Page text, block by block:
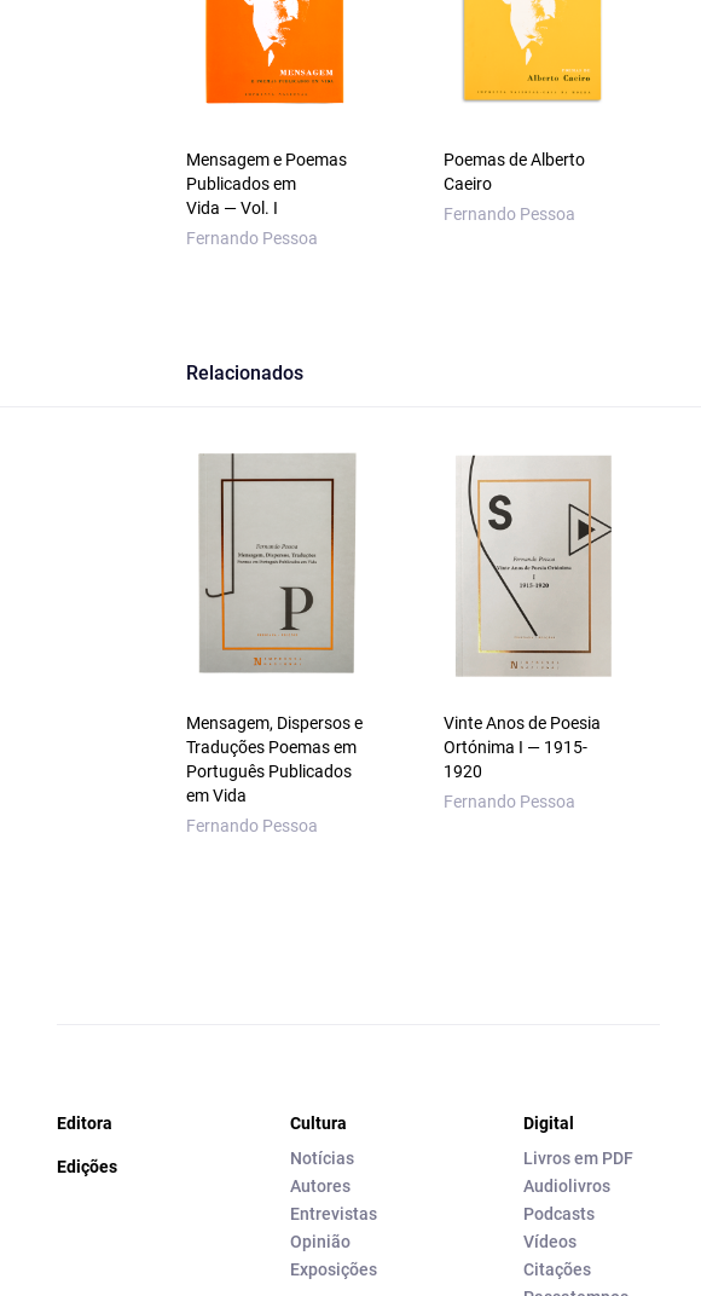
Mensagem e Poemas
Publicados em
Vida — Vol. I
Fernando Pessoa
Poemas de Alberto
Caeiro
Fernando Pessoa
Relacionados
Mensagem, Dispersos e
Traduções Poemas em
Português Publicados
em Vida
Fernando Pessoa
Vinte Anos de Poesia
Ortónima I — 1915-
1920
Fernando Pessoa
Editora
Edições
Cultura
Notícias
Autores
Entrevistas
Opinião
Exposições
Digital
Livros em PDF
Audiolivros
Podcasts
Vídeos
Citações